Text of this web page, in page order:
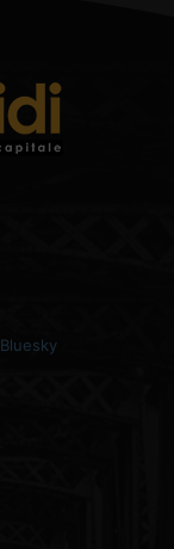
Bluesky